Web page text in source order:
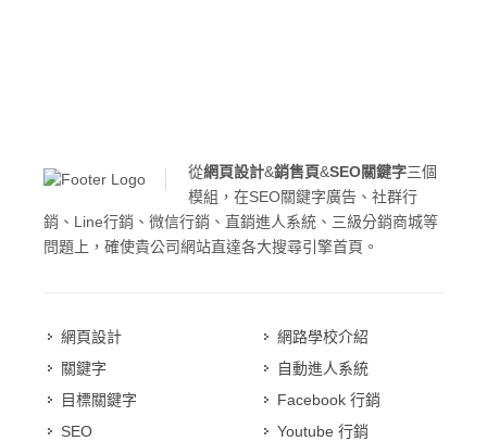
從網頁設計&銷售頁&SEO關鍵字三個
模組，在SEO關鍵字廣告、社群行
銷、Line行銷、微信行銷、直銷進人系統、三級分銷商城等
問題上，確使貴公司網站直達各大搜尋引擎首頁。
網頁設計
關鍵字
目標關鍵字
SEO
網路學校介紹
自動進人系統
Facebook 行銷
Youtube 行銷